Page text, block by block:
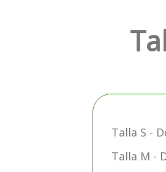
Talla S -
Talla M -